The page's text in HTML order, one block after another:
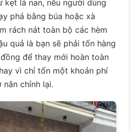
kẹt lá nan, nếu người dùng
phá bằng búa hoặc xà
rách nát toàn bộ các hèm
quả là bạn sẽ phải tốn hàng
để thay mới hoàn toàn
vì chỉ tốn một khoản phí
nắn chỉnh lại.